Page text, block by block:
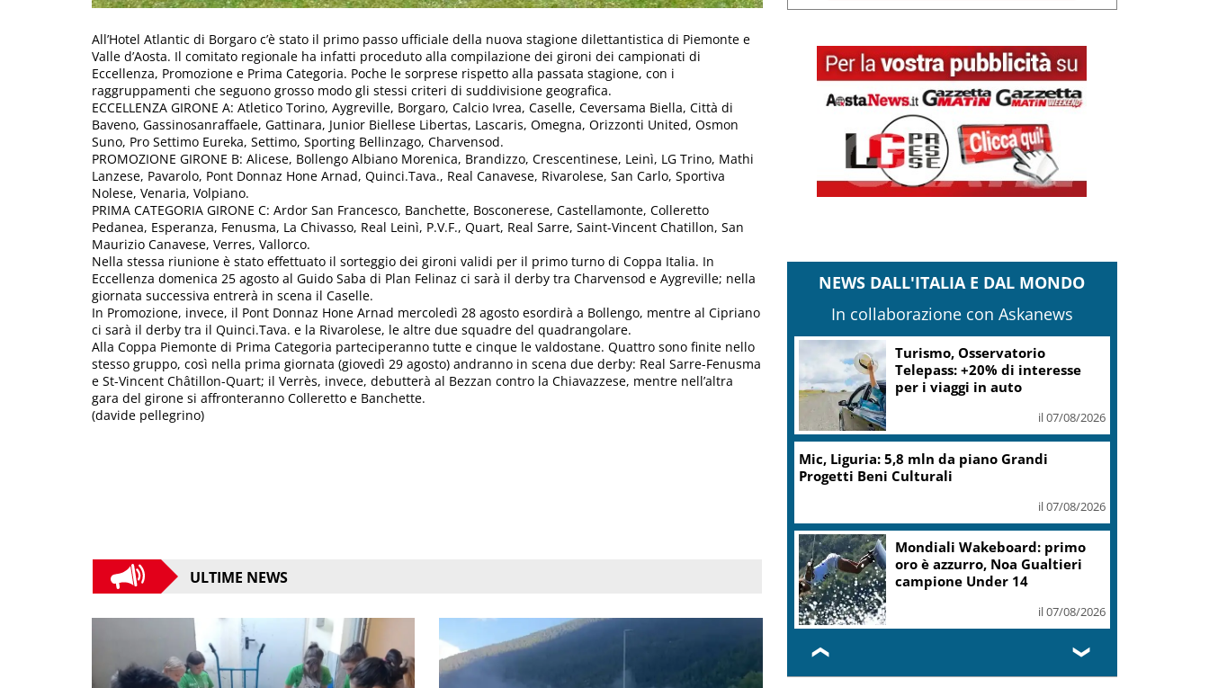
All’Hotel Atlantic di Borgaro c’è stato il primo passo ufficiale della nuova stagione dilettantistica di Piemonte e
Valle d’Aosta. Il comitato regionale ha infatti proceduto alla compilazione dei gironi dei campionati di
Eccellenza, Promozione e Prima Categoria. Poche le sorprese rispetto alla passata stagione, con i
raggruppamenti che seguono grosso modo gli stessi criteri di suddivisione geografica.
ECCELLENZA GIRONE A: Atletico Torino, Aygreville, Borgaro, Calcio Ivrea, Caselle, Ceversama Biella, Città di
Baveno, Gassinosanraffaele, Gattinara, Junior Biellese Libertas, Lascaris, Omegna, Orizzonti United, Osmon
Suno, Pro Settimo Eureka, Settimo, Sporting Bellinzago, Charvensod.
PROMOZIONE GIRONE B: Alicese, Bollengo Albiano Morenica, Brandizzo, Crescentinese, Leinì, LG Trino, Mathi
Lanzese, Pavarolo, Pont Donnaz Hone Arnad, Quinci.Tava., Real Canavese, Rivarolese, San Carlo, Sportiva
Nolese, Venaria, Volpiano.
PRIMA CATEGORIA GIRONE C: Ardor San Francesco, Banchette, Bosconerese, Castellamonte, Colleretto
Pedanea, Esperanza, Fenusma, La Chivasso, Real Leinì, P.V.F., Quart, Real Sarre, Saint-Vincent Chatillon, San
Maurizio Canavese, Verres, Vallorco.
Nella stessa riunione è stato effettuato il sorteggio dei gironi validi per il primo turno di Coppa Italia. In
Eccellenza domenica 25 agosto al Guido Saba di Plan Felinaz ci sarà il derby tra Charvensod e Aygreville; nella
giornata successiva entrerà in scena il Caselle.
In Promozione, invece, il Pont Donnaz Hone Arnad mercoledì 28 agosto esordirà a Bollengo, mentre al Cipriano
ci sarà il derby tra il Quinci.Tava. e la Rivarolese, le altre due squadre del quadrangolare.
Alla Coppa Piemonte di Prima Categoria parteciperanno tutte e cinque le valdostane. Quattro sono finite nello
stesso gruppo, così nella prima giornata (giovedì 29 agosto) andranno in scena due derby: Real Sarre-Fenusma
e St-Vincent Châtillon-Quart; il Verrès, invece, debutterà al Bezzan contro la Chiavazzese, mentre nell’altra
gara del girone si affronteranno Colleretto e Banchette.
(davide pellegrino)
ULTIME NEWS
NEWS DALL'ITALIA E DAL MONDO
In collaborazione con Askanews
Turismo, Osservatorio
Telepass: +20% di interesse
per i viaggi in auto
il 07/08/2026
Mic, Liguria: 5,8 mln da piano Grandi
Progetti Beni Culturali
il 07/08/2026
Mondiali Wakeboard: primo
oro è azzurro, Noa Gualtieri
campione Under 14
il 07/08/2026
❮ ❯